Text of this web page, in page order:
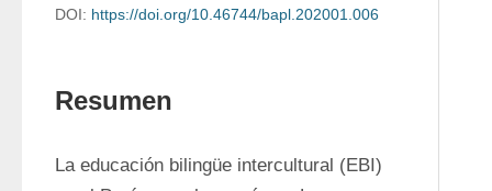
DOI: https://doi.org/10.46744/bapl.202001.006
Resumen
La educación bilingüe intercultural (EBI)